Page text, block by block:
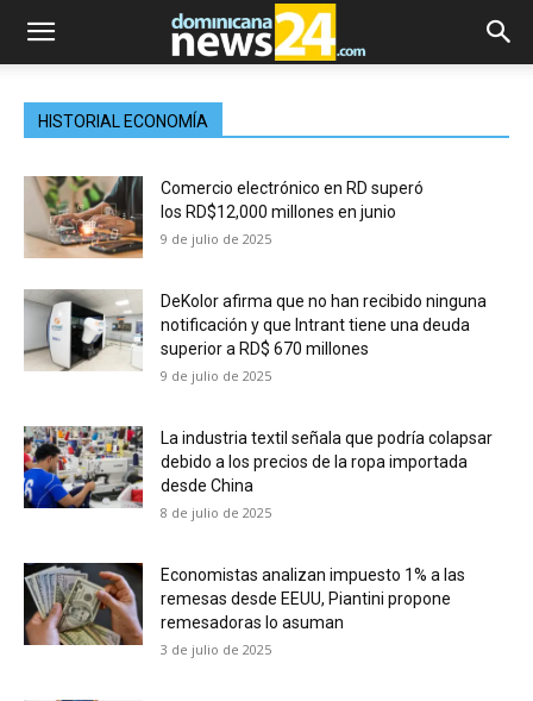
HISTORIAL ECONOMÍA
Comercio electrónico en RD superó
los RD$12,000 millones en junio
9 de julio de 2025
DeKolor afirma que no han recibido ninguna
notificación y que Intrant tiene una deuda
superior a RD$ 670 millones
9 de julio de 2025
La industria textil señala que podría colapsar
debido a los precios de la ropa importada
desde China
8 de julio de 2025
Economistas analizan impuesto 1% a las
remesas desde EEUU, Piantini propone
remesadoras lo asuman
3 de julio de 2025